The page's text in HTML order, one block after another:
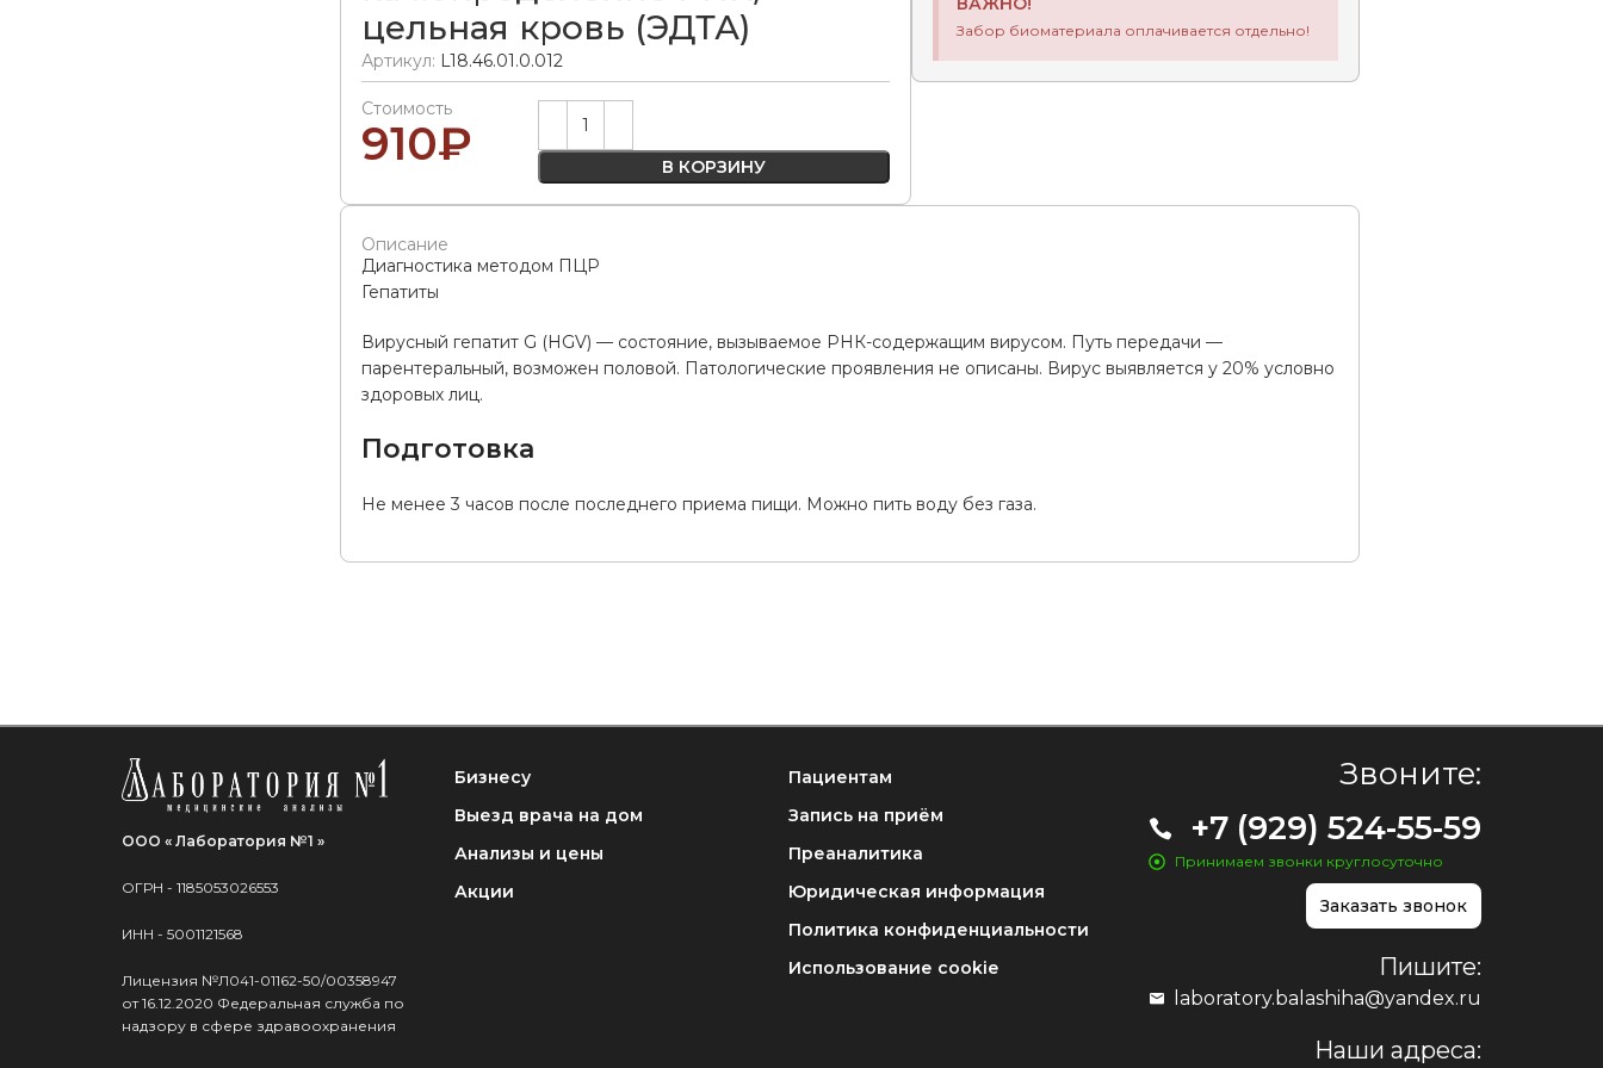
цельная кровь (ЭДТА)
Артикул: L18.46.01.0.012
Стоимость
910₽ В КОРЗИНУ
Alternative:
Забор биоматериала оплачивается отдельно!
Описание
Диагностика методом ПЦР
Гепатиты
Вирусный гепатит G (HGV) — состояние, вызываемое РНК-содержащим вирусом. Путь передачи —
парентеральный, возможен половой. Патологические проявления не описаны. Вирус выявляется у 20% условно
здоровых лиц.
Подготовка
Не менее 3 часов после последнего приема пищи. Можно пить воду без газа.
ООО « Лаборатория №1 »
ОГРН - 1185053026553
ИНН - 5001121568
Лицензия №Л041-01162-50/00358947
от 16.12.2020 Федеральная служба по
надзору в сфере здравоохранения
Бизнесу
Выезд врача на дом
Анализы и цены
Акции
Пациентам
Запись на приём
Преаналитика
Юридическая информация
Политика конфиденциальности
Использование cookie
Звоните:
+7 (929) 524-55-59
Принимаем звонки круглосуточно
Заказать звонок
Пишите:
laboratory.balashiha@yandex.ru
Наши адреса: